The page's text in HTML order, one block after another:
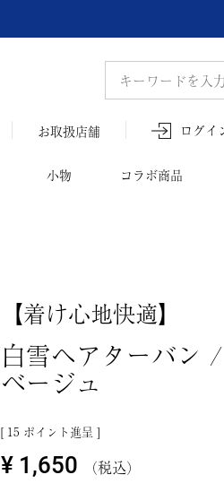
お取扱店舗 ログイ
小物 コラボ商品
【着け心地快適】
白雪ヘアターバン
ベージュ
[ 15 ポイント進呈 ]
¥ 1,650 税込